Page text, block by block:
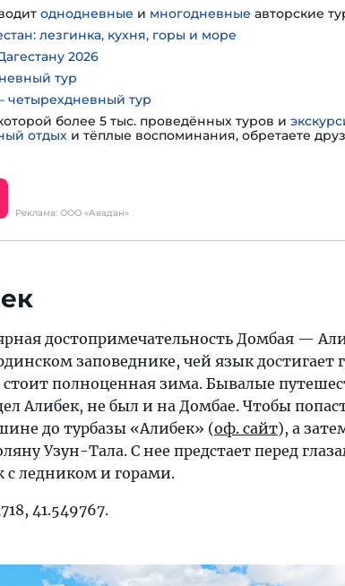
однодневные и многодневные авторские
лезгинка, кухня, горы и море
2026
тур
четырехдневный тур
более 5 тыс. проведённых туров и
отдых и тёплые воспоминания, обретаете
Реклама: ООО «Авадан»
достопримечательность Домбая —
заповеднике, чей язык достигает
полноценная зима. Бывалые
Алибек, не был и на Домбае. Чтобы
до турбазы «Алибек» (оф. сайт), а
Узун-Тала. С нее предстает перед
с ледником и горами.
41.549767.